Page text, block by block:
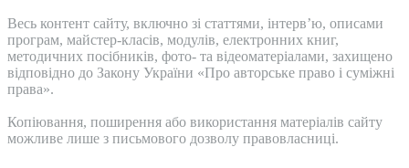
Весь контент сайту, включно зі статтями, інтерв’ю, описами
програм, майстер-класів, модулів, електронних книг,
методичних посібників, фото- та відеоматеріалами, захищено
відповідно до Закону України «Про авторське право і суміжні
права».
Копіювання, поширення або використання матеріалів сайту
можливе лише з письмового дозволу правовласниці.